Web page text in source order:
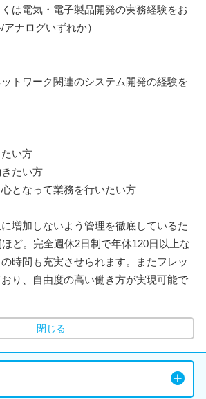
は電気・電子製品開発の実務経験をお
ナログいずれか）
トワーク関連のシステム開発の経験を
い方
たい方
となって業務を行いたい方
増加しないよう管理を徹底しているた
ど。完全週休2日制で年休120日以上な
時間も充実させられます。またフレッ
り、自由度の高い働き方が実現可能で
閉じる